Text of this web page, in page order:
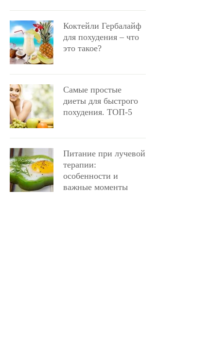
Коктейли Гербалайф
для похудения – что
это такое?
Самые простые
диеты для быстрого
похудения. ТОП-5
Питание при лучевой
терапии:
особенности и
важные моменты